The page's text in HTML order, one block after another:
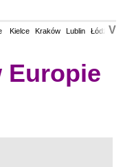
Kielce Kraków Lublin Łódź V
Europie